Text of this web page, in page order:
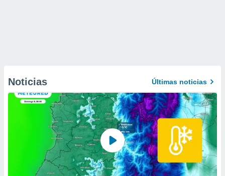
Noticias Últimas noticias